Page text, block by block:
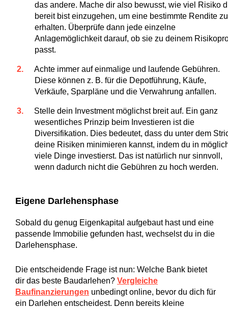
das andere. Mache dir also bewusst, wie viel Risiko
bereit bist einzugehen, um eine bestimmte Rendite zu
erhalten. Überprüfe dann jede einzelne
Anlagemöglichkeit darauf, ob sie zu deinem
passt.
Achte immer auf einmalige und laufende Gebühren.
Diese können z. B. für die Depotführung, Käufe,
Verkäufe, Sparpläne und die Verwahrung anfallen.
Stelle dein Investment möglichst breit auf. Ein ganz
wesentliches Prinzip beim Investieren ist die
Diversifikation. Dies bedeutet, dass du unter dem
deine Risiken minimieren kannst, indem du in
viele Dinge investierst. Das ist natürlich nur sinnvoll,
wenn dadurch nicht die Gebühren zu hoch werden.
Eigene Darlehensphase
Sobald du genug Eigenkapital aufgebaut hast und eine
passende Immobilie gefunden hast, wechselst du in die
Darlehensphase.
Die entscheidende Frage ist nun: Welche Bank bietet
dir das beste Baudarlehen? Vergleiche
Baufinanzierungen unbedingt online, bevor du dich für
ein Darlehen entscheidest. Denn bereits kleine